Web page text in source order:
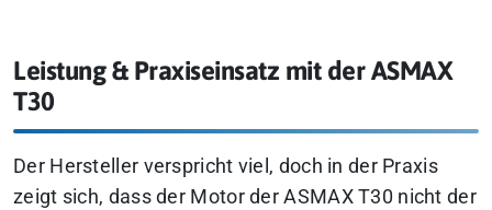
Leistung & Praxiseinsatz mit der ASMAX
T30
Der Hersteller verspricht viel, doch in der Praxis
zeigt sich, dass der Motor der ASMAX T30 nicht der